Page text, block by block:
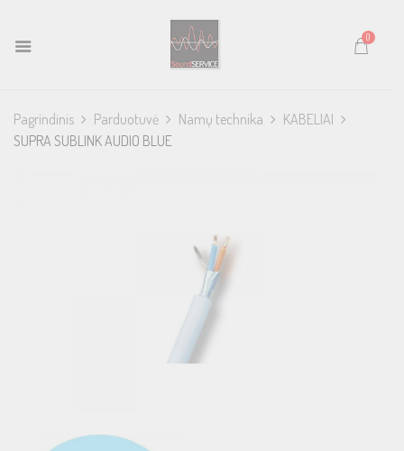
0
Pagrindinis Parduotuvė Namų technika
KABELIAI
SUPRA SUBLINK AUDIO BLUE